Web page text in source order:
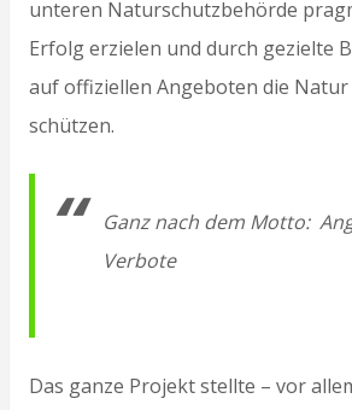
unteren Naturschutzbehörde
Erfolg erzielen und durch gezielte
auf offiziellen Angeboten die Natur
schützen.
Ganz nach dem Motto:
Verbote
Das ganze Projekt stellte – vor